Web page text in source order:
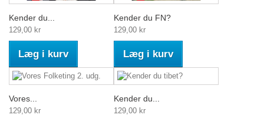
Kender du...
129,00 kr
Læg i kurv
Kender du FN?
129,00 kr
Læg i kurv
Vores...
129,00 kr
Kender du...
129,00 kr